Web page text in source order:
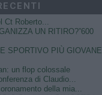
Ct Roberto...
UN RITIRO?”600
SPORTIVO PIÙ GIOVANE
un flop colossale
di Claudio...
della mia...